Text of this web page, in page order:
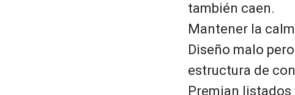
también caen.
Mantener la
Diseño malo
estructura de
Premian